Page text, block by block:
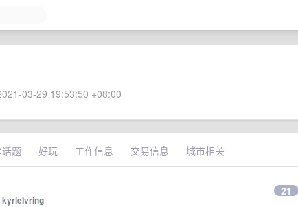
03-29 19:53:50 +08:00
题 好玩 工作信息 交易信息 城市相关
kyrieIvring
21